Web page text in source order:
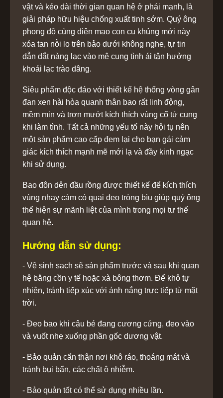
vật và kéo dài thời gian quan hệ ở phái mạnh, là
giải pháp hữu hiệu chống xuất tinh sớm. Quý ông
phong độ cùng diện mạo con cu khủng mới này
xóa tan nỗi lo trên bảo dưới không nghe, tự tin
dẫn dắt nàng lạc vào mê cung tình ái tận hưởng
khoái lạc trào dâng.
Siêu phẩm độc đáo với thiết kế hệ thống vòng gân
đan xen hài hòa quanh thân bao rất linh động,
mềm mịn và trơn mướt kích thích vùng cổ tử cung
khi làm tình. Tất cả những yếu tố này hội tụ nên
một sản phẩm cao cấp đem lại cho bạn gái cảm
giác kích thích mạnh mẽ mới lạ và đầy kinh ngạc
khi sử dụng.
Bao đôn dên đầu rồng được thiết kế để kích thích
vùng nhạy cảm có quai đeo tròng bìu giúp quý ông
thể hiện sự mãnh liệt của mình trong mọi tư thế
quan hệ.
Hướng dẫn sử dụng:
- Vệ sinh sạch sẽ sản phẩm trước và sau khi quan
hệ bằng cồn y tế hoặc xà bông thơm. Để khô tự
nhiên, tránh tiếp xúc với ánh nắng trực tiếp từ mặt
trời.
- Đeo bao khi cậu bé đang cương cứng, đeo vào
và vuốt nhẹ xuống phần gốc dương vật.
- Bảo quản cẩn thận nơi khô ráo, thoáng mát và
tránh bụi bẩn, các chất ô nhiễm.
- Bảo quản tốt có thể sử dụng nhiều lần.